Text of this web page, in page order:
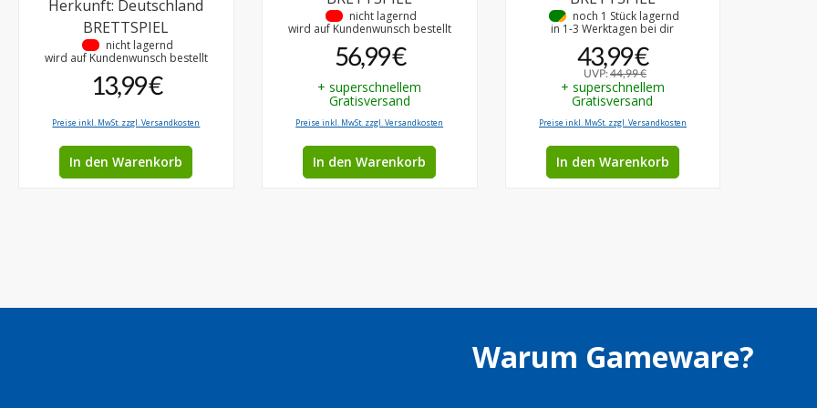
Herkunft: Deutschland
BRETTSPIEL
nicht lagernd
wird auf Kundenwunsch bestellt
13,99 €
Preise inkl. MwSt. zzgl. Versandkosten
In den Warenkorb
nicht lagernd
wird auf Kundenwunsch bestellt
56,99 €
+ superschnellem
Gratisversand
Preise inkl. MwSt. zzgl. Versandkosten
In den Warenkorb
•
noch 1 Stück lagernd
in 1-3 Werktagen bei dir
43,99 €
UVP:44,99 €
+ superschnellem
Gratisversand
Preise inkl. MwSt. zzgl. Versandkosten
In den Warenkorb
Warum Gameware?